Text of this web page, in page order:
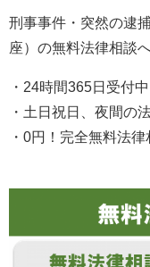
刑事事件・突然の逮
座）の無料法律相談へ
・24時間365日受付中
・土日祝日、夜間の
・0円！完全無料法律